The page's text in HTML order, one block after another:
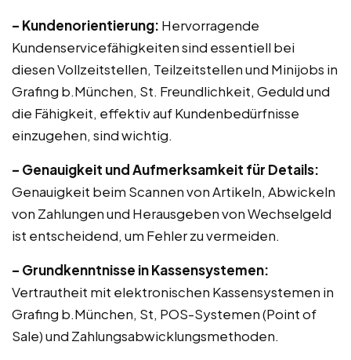
– Kundenorientierung: Hervorragende
Kundenservicefähigkeiten sind essentiell bei
diesen Vollzeitstellen, Teilzeitstellen und Minijobs in
Grafing b.München, St. Freundlichkeit, Geduld und
die Fähigkeit, effektiv auf Kundenbedürfnisse
einzugehen, sind wichtig.
– Genauigkeit und Aufmerksamkeit für Details:
Genauigkeit beim Scannen von Artikeln, Abwickeln
von Zahlungen und Herausgeben von Wechselgeld
ist entscheidend, um Fehler zu vermeiden.
– Grundkenntnisse in Kassensystemen:
Vertrautheit mit elektronischen Kassensystemen in
Grafing b.München, St, POS-Systemen (Point of
Sale) und Zahlungsabwicklungsmethoden.